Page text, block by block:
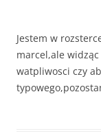
Jestem w
marcel,ale
watpliwosci czy